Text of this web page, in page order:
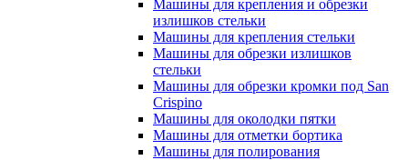
Машины для крепления и обрезки
излишков стельки
Машины для крепления стельки
Машины для обрезки излишков
стельки
Машины для обрезки кромки под San
Crispino
Машины для околодки пятки
Машины для отметки бортика
Машины для полирования